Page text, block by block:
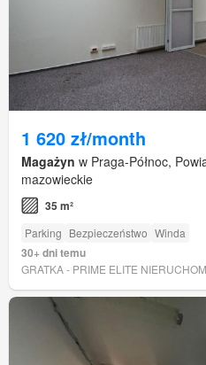
1 620 zł/month
Magażyn w Praga-Północ,
mazowieckie
35 m²
Parking Bezpieczeństwo Winda
30+ dni temu
GRATKA - PRIME ELITE